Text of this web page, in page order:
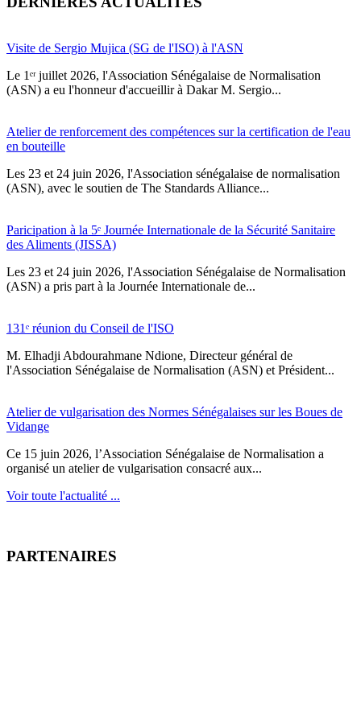
Visite de Sergio Mujica (SG de l'ISO) à l'ASN
Le 1ᵉʳ juillet 2026, l'Association Sénégalaise de Normalisation
(ASN) a eu l'honneur d'accueillir à Dakar M. Sergio...
Atelier de renforcement des compétences sur la certification de l'eau
en bouteille
Les 23 et 24 juin 2026, l'Association sénégalaise de normalisation
(ASN), avec le soutien de The Standards Alliance...
Paricipation à la 5ᵉ Journée Internationale de la Sécurité Sanitaire
des Aliments (JISSA)
‎Les 23 et 24 juin 2026, l'Association Sénégalaise de Normalisation
(ASN) a pris part à la Journée Internationale de...
131ᵉ réunion du Conseil de l'ISO
M. Elhadji Abdourahmane Ndione, Directeur général de
l'Association Sénégalaise de Normalisation (ASN) et Président...
Atelier de vulgarisation des Normes Sénégalaises sur les Boues de
Vidange
Ce 15 juin 2026, l’Association Sénégalaise de Normalisation a
organisé un atelier de vulgarisation consacré aux...
Voir toute l'actualité ...
PARTENAIRES